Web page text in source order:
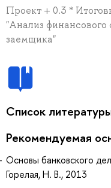
Проект + 0.3 *
"Анализ финансового
заемщика"
Список
Рекомендуемая
Основы банковского
Горелая, Н. В., 2013